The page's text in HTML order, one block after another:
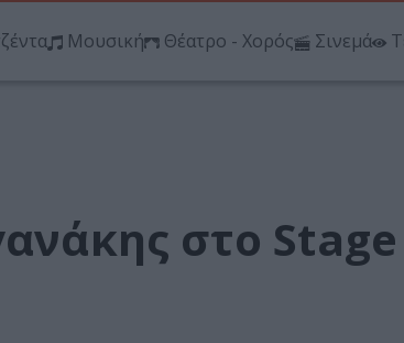
Μουσική Θέατρο - Χορός Σινεμά
στο Stage